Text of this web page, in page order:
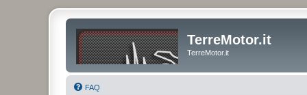
TerreMotor.it
TerreMotor.it
FAQ